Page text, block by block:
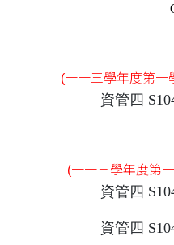
(一一三學年度第一
資管四
(一一三學年度第
資管四
資管四